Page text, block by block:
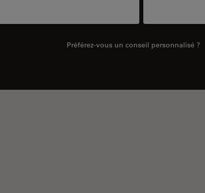
Préférez-vous un conseil personnalisé ?